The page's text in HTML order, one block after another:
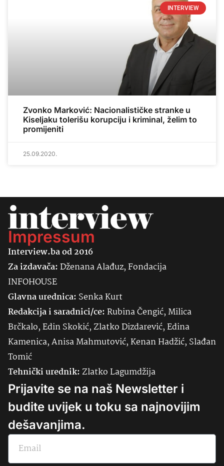
INTERVIEW
Zvonko Marković: Nacionalističke stranke u
Kiseljaku tolerišu korupciju i kriminal, želim to
promijeniti
25.09.2020.
Impressum
Interview.ba od 2016
Za izdavača:Dženana Alađuz, Fondacija
INFOHOUSE
Glavna urednica: SenkaKurt
Redakcija i saradnici/ce:Rubina Čengić, Milica
Brčkalo, Edin Skokić, Zlatko Dizdarević, Edina
Kamenica, Anisa Mahmutović, Kenan Hadžić, Slađan
Tomić
Tehnički urednik:Zlatko Lagumdžija
Prijavite se na naš Newsletter i
budite uvijek u toku sa najnovijim
dešavanjima.